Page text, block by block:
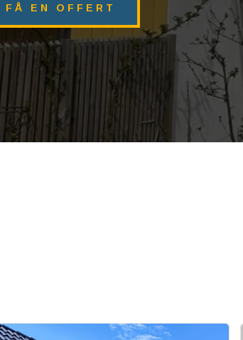
FÅ EN OFFERT